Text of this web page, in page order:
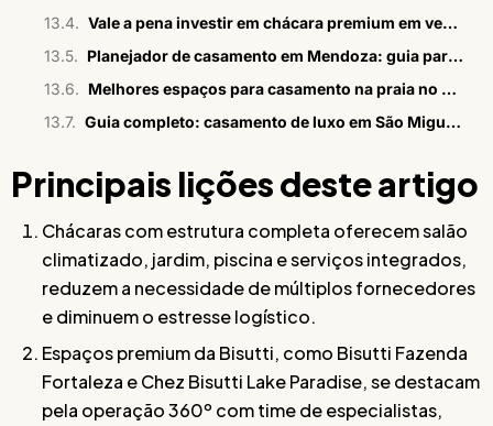
Vale a pena investir em chácara premium em vez de básica?
Planejador de casamento em Mendoza: guia para brasileiros
Melhores espaços para casamento na praia no Rio em 2026
Guia completo: casamento de luxo em São Miguel dos Milagres
Principais lições deste artigo
Chácaras com estrutura completa oferecem salão
climatizado, jardim, piscina e serviços integrados,
reduzem a necessidade de múltiplos fornecedores
e diminuem o estresse logístico.
Espaços premium da Bisutti, como Bisutti Fazenda
Fortaleza e Chez Bisutti Lake Paradise, se destacam
pela operação 360º com time de especialistas,